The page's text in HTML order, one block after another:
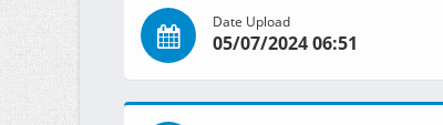
Date Upload
05/07/2024 06:51